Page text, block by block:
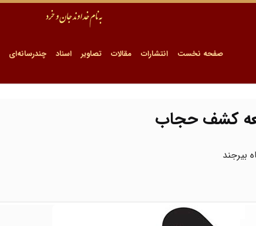
صفحه نخست انتشارات مقالات تصاویر اسناد چندرسانه‌ای
کشف حجاب
بیرجند